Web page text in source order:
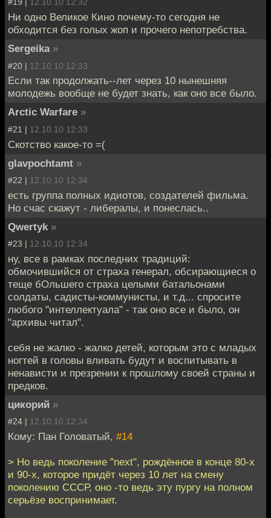
#19 | 12.10.10 12:32
Ни одно Великое Кино почему-то сегодня не
обходится без голых жоп и прочего непотребства.
Sergeika »
#20 | 12.10.10 12:33
Если так продолжать--лет через 10 нынешняя
молодежь вообще не будет знать, как оно все было.
Arctic Warfare »
#21 | 12.10.10 12:33
Скотство какое-то =(
glavpochtamt »
#22 | 12.10.10 12:34
есть группа полных идиотов, создателей фильма.
Но счас скажут - либералы, и понеслась..
Qwertyk »
#23 | 12.10.10 12:34
ну, все в рамках последних традиций:
обмочившийся от страха генерал, обсирающиеся о
теще бОльшего страха целыми батальонами
солдаты, садисты-коммунисты, и т.д... спросите
любого "интеллектуала" - так оно все и было, он
"архивы читал".
себя не жалко - жалко детей, которым это с младых
ногтей в головы вливать будут и воспитывать в
ненависти и презрении к прошлому своей страны и
предков.
цикорий »
#24 | 12.10.10 12:34
Кому: Пан Головатый, #14
> Но ведь поколение "next", рождённое в конце 80-х
и 90-х, которое придёт через 10 лет на смену
поколению СССР, оно -то ведь эту пургу на полном
серьёзе воспринимает.